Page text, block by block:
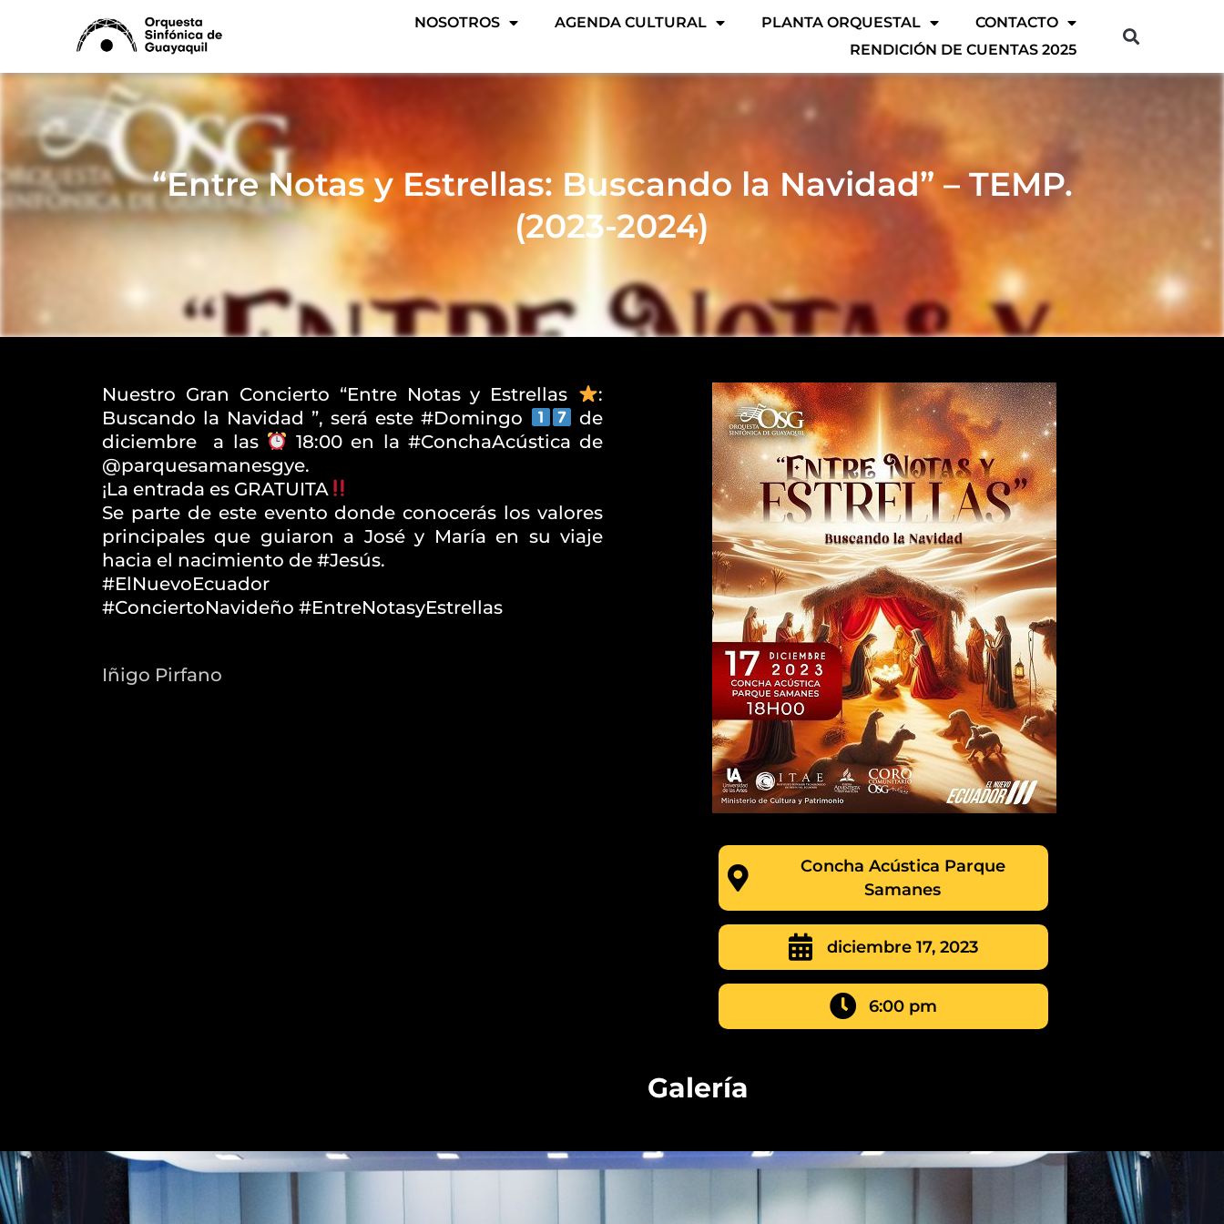
NOSOTROS AGENDA CULTURAL PLANTA ORQUESTAL
CONTACTO
RENDICIÓN DE CUENTAS 2025
“Entre Notas y Estrellas: Buscando la Navidad” – TEMP.
(2023-2024)
Nuestro Gran Concierto “Entre Notas y Estrellas
:
Buscando la Navidad ”, será este #Domingo
de
diciembre
a las
18:00 en la #ConchaAcústica de
@parquesamanesgye.
¡La entrada es GRATUITA
Se parte de este evento donde conocerás los valores
principales que guiaron a José y María en su viaje
hacia el nacimiento de #Jesús.
#ElNuevoEcuador
#ConciertoNavideño #EntreNotasyEstrellas
Iñigo Pirfano
Concha Acústica Parque
Samanes
diciembre 17, 2023
6:00 pm
Galería